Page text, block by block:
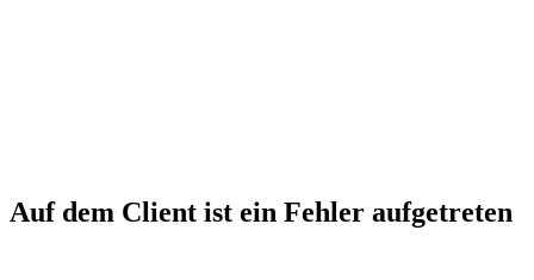
Auf dem Client ist ein Fehler aufgetreten